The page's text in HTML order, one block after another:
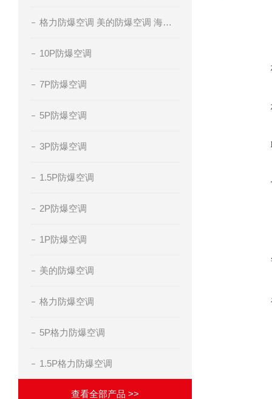
格力防爆空调 美的防爆空调 海尔防爆空调 厂家直销
10P防爆空调
7P防爆空调
5P防爆空调
3P防爆空调
1.5P防爆空调
2P防爆空调
1P防爆空调
美的防爆空调
格力防爆空调
5P格力防爆空调
1.5P格力防爆空调
查看全部产品 >>